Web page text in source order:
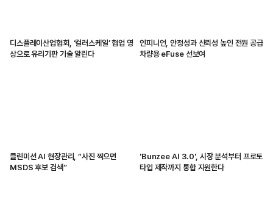
디스플레이산업협회, ‘컬러스케일’ 협업 영
상으로 유리기판 기술 알린다
인피니언, 안정성과 신뢰성 높인 전원 공급
차량용 eFuse 선보여
클린미션 AI 현장관리, “사진 찍으면
MSDS 후보 검색”
'Bunzee AI 3.0', 시장 분석부터 프로토
타입 제작까지 통합 지원한다